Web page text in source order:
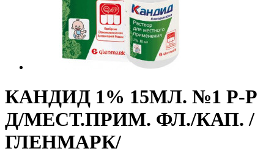
КАНДИД 1% 15МЛ. №1 Р-Р
Д/МЕСТ.ПРИМ. ФЛ./КАП. /
ГЛЕНМАРК/